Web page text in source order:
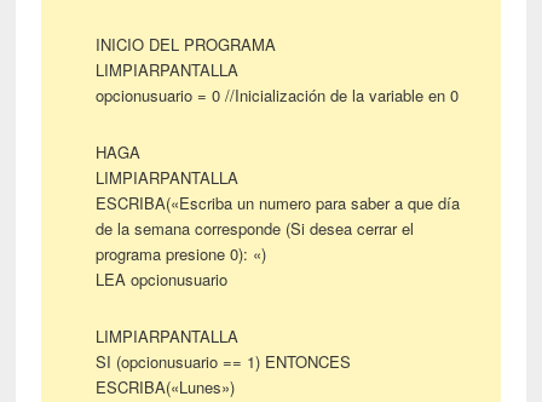
INICIO DEL PROGRAMA
LIMPIARPANTALLA
opcionusuario = 0 //Inicialización de la variable en 0
HAGA
LIMPIARPANTALLA
ESCRIBA(«Escriba un numero para saber a que día
de la semana corresponde (Si desea cerrar el
programa presione 0): «)
LEA opcionusuario
LIMPIARPANTALLA
SI (opcionusuario == 1) ENTONCES
ESCRIBA(«Lunes»)